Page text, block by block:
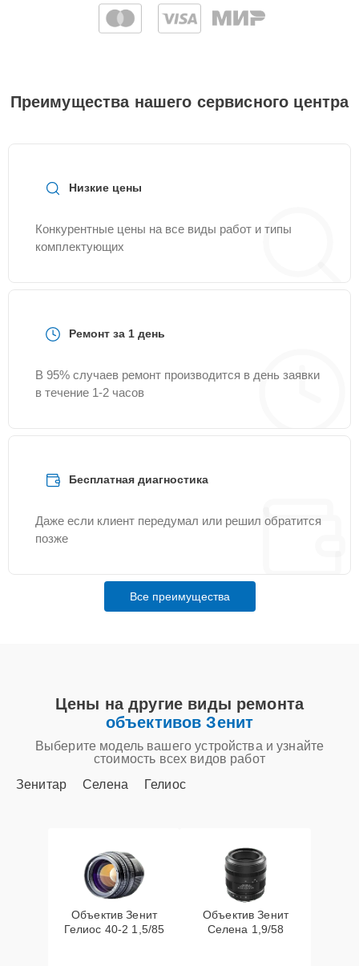
Преимущества нашего сервисного центра
Низкие цены
Конкурентные цены на все виды работ и типы
комплектующих
Ремонт за 1 день
В 95% случаев ремонт производится в день заявки
в течение 1-2 часов
Бесплатная диагностика
Даже если клиент передумал или решил обратится
позже
Все преимущества
Цены на другие виды ремонта
объективов Зенит
Выберите модель вашего устройства и узнайте
стоимость всех видов работ
Зенитар
Селена Гелиос
Объектив Зенит
Гелиос 40-2 1,5/85
Объектив Зенит
Селена 1,9/58